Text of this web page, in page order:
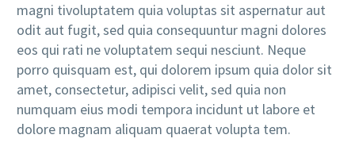
magni tivoluptatem quia voluptas sit aspernatur aut
odit aut fugit, sed quia consequuntur magni dolores
eos qui rati ne voluptatem sequi nesciunt. Neque
porro quisquam est, qui dolorem ipsum quia dolor sit
amet, consectetur, adipisci velit, sed quia non
numquam eius modi tempora incidunt ut labore et
dolore magnam aliquam quaerat volupta tem.